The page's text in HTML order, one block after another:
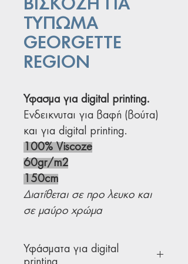
ΒΙΣΚΟΖΗ ΓΙΑ
ΤΥΠΩΜΑ
GEORGETTE
REGION
Ύφασμα για digital printing.
Ενδεικνυται για βαφή (βούτα)
και για digital printing.
100% Viscoze
60gr/m2
150cm
Διατίθεται σε πρo λευκο και
σε μαύρο χρώμα
Υφάσματα για digital